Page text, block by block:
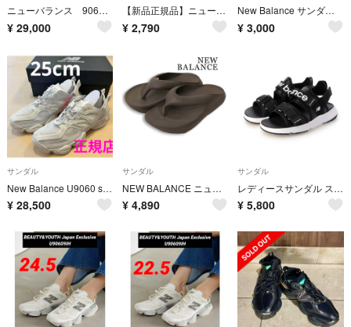
ニューバランス 9060 Summer シルバー
¥ 29,000
【新品正規品】ニューバランス シャワーサンダル 24cm 定価3,960円
¥ 2,790
New Balance サンダル SUF20SA1 23cm 黒 ブラック
¥ 3,000
サンダル
New Balance U9060 summer サンダル サマー 正規店
¥ 28,500
サンダル
NEW BALANCE ニューバランス 春夏★ 厚底 コンフォート ロゴプリント ビーチ トング サンダル Sz.S レディース
¥ 4,890
サンダル
レディースサンダル スポーツサンダル SUA750 （ブラック）
¥ 5,800